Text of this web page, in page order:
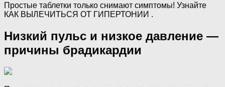
Простые таблетки только снимают симптомы! Узнайте
КАК ВЫЛЕЧИТЬСЯ ОТ ГИПЕРТОНИИ .
Низкий пульс и низкое давление —
причины брадикардии